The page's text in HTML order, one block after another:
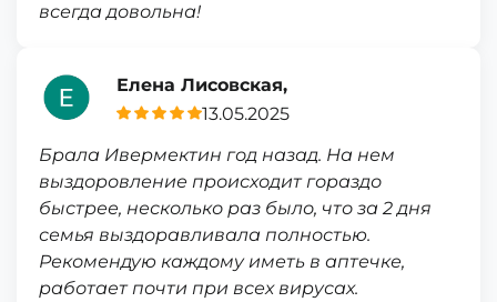
всегда довольна!
Елена Лисовская,
13.05.2025
Брала Ивермектин год назад. На нем
выздоровление происходит гораздо
быстрее, несколько раз было, что за 2 дня
семья выздоравливала полностью.
Рекомендую каждому иметь в аптечке,
работает почти при всех вирусах.